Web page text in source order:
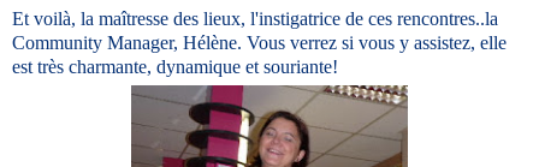
Et voilà, la maîtresse des lieux, l'instigatrice de ces rencontres..la
Community Manager, Hélène. Vous verrez si vous y assistez, elle
est très charmante, dynamique et souriante!